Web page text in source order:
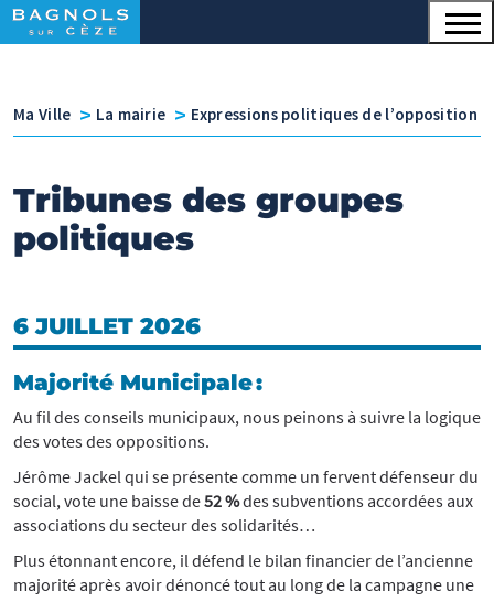
Panneau de gestion des cookies
Menu principal
Contenu
Ma Ville v La mairiev Expressions politiques de l’opposition
Tribunes des groupes
politiques
6 JUILLET 2026
Majorité Municipale :
Au fil des conseils municipaux, nous peinons à suivre la logique
des votes des oppositions.
Jérôme Jackel qui se présente comme un fervent défenseur du
social, vote une baisse de52 %des subventions accordées aux
associations du secteur des solidarités…
Plus étonnant encore, il défend le bilan financier de l’ancienne
majorité après avoir dénoncé tout au long de la campagne une